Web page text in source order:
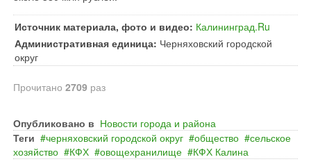
Источник материала, фото и видео: Калининград.Ru
Административная единица: Черняховский городской
округ
Прочитано 2709 раз
Опубликовано в Новости города и района
Теги
черняховский городской округ общество
сельское
хозяйство
КФХ овощехранилище КФХ Калина